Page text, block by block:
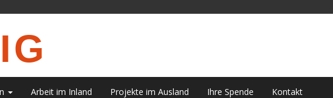
Arbeit im Inland Projekte im Ausland Ihre Spende Kontakt